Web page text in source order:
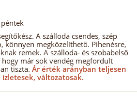
A szálloda csendes, szép
könnyen megközelíthető. Pihenésre,
remek. A szálloda- és szobabelső
hogy már sok vendég megfordult
tiszta. Ár érték arányban teljesen
változatosak.